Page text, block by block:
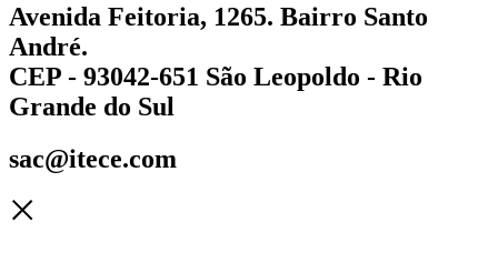
Avenida Feitoria, 1265. Bairro Santo
André.
CEP - 93042-651 São Leopoldo - Rio
Grande do Sul
sac@itece.com